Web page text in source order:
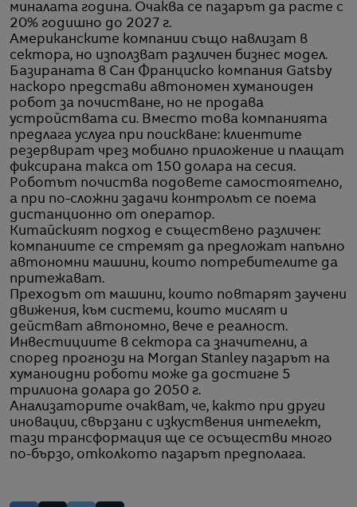
миналата година. Очаква се пазарът да расте с
20% годишно до 2027 г.
Американските компании също навлизат в
сектора, но използват различен бизнес модел.
Базираната в Сан Франциско компания Gatsby
наскоро представи автономен хуманоиден
робот за почистване, но не продава
устройствата си. Вместо това компанията
предлага услуга при поискване: клиентите
резервират чрез мобилно приложение и плащат
фиксирана такса от 150 долара на сесия.
Роботът почиства подовете самостоятелно,
а при по-сложни задачи контролът се поема
дистанционно от оператор.
Китайският подход е съществено различен:
компаниите се стремят да предложат напълно
автономни машини, които потребителите да
притежават.
Преходът от машини, които повтарят заучени
движения, към системи, които мислят и
действат автономно, вече е реалност.
Инвестициите в сектора са значителни, а
според прогнози на Morgan Stanley пазарът на
хуманоидни роботи може да достигне 5
трилиона долара до 2050 г.
Анализаторите очакват, че, както при други
иновации, свързани с изкуствения интелект,
тази трансформация ще се осъществи много
по-бързо, отколкото пазарът предполага.